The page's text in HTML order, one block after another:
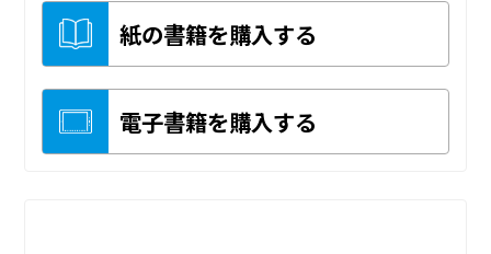
紙の書籍を購入する
電子書籍を購入する